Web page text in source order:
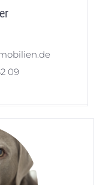
09